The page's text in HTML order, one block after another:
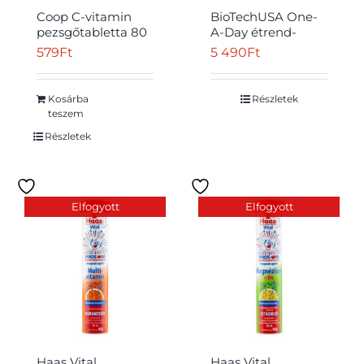
Coop C-vitamin
pezsgőtabletta 80
g
579Ft
Kosárba
teszem
Részletek
BioTechUSA One-
A-Day étrend-
kiegészítő tabletta
5 490Ft
Részletek
Elfogyott Elfogyott